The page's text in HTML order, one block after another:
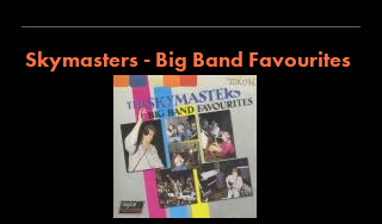
Skymasters - Big Band Favourites